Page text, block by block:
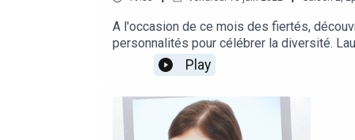
A l'occasion de ce mois des fiertés,
personnalités pour célébrer la diversité.
la sérophobie. Yassin est lui-même
être séropositif et avoir une vie saine et
comme " PD, fils d'immigrés, queer et
mène son combat pour la visibilité des
personnalités pour célébrer la
Play